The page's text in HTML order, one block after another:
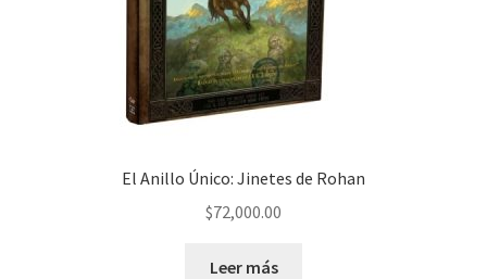
El Anillo Único: Jinetes de Rohan
$72,000.00
Leer más